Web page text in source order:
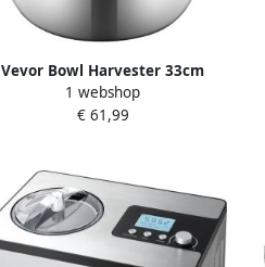
Vevor Bowl Harvester 33cm
Handmatige Toppentrimmer
Natte en Droge Hydrocultuur
Bloemen
1 webshop
€ 61,99